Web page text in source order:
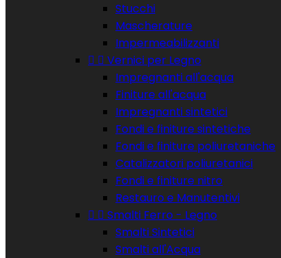
Stucchi
Mascherature
Impermeabilizzanti
  Vernici per Legno
Impregnanti all'acqua
Finiture all'acqua
Impregnanti sintetici
Fondi e finiture sintetiche
Fondi e finiture poliuretaniche
Catalizzatori poliuretanici
Fondi e finiture nitro
Restauro e Manutentivi
  Smalti Ferro - Legno
Smalti Sintetici
Smalti all'Acqua